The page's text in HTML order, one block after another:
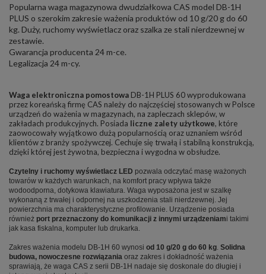
Popularna waga magazynowa dwudziałkowa CAS model DB-1H
PLUS o szerokim zakresie ważenia produktów od 10 g/20 g do 60
kg. Duży, ruchomy wyświetlacz oraz szalka ze stali nierdzewnej w
zestawie.
Gwarancja producenta 24 m-ce.
Legalizacja 24 m-cy.
Waga elektroniczna pomostowa DB-1H PLUS 60 wyprodukowana
przez koreańską firmę CAS należy do najczęściej stosowanych w Polsce
urządzeń do ważenia w magazynach, na zapleczach sklepów, w
zakładach produkcyjnych. Posiada liczne zalety użytkowe, które
zaowocowały wyjątkowo dużą popularnością oraz uznaniem wśród
klientów z branży spożywczej. Cechuje się trwałą i stabilną konstrukcją,
dzięki której jest żywotna, bezpieczna i wygodna w obsłudze.
Czytelny i ruchomy wyświetlacz LED pozwala odczytać masę ważonych
towarów w każdych warunkach, na komfort pracy wpływa także
wodoodporna, dotykowa klawiatura. Waga wyposażona jest w szalkę
wykonaną z trwałej i odpornej na uszkodzenia stali nierdzewnej. Jej
powierzchnia ma charakterystyczne profilowanie. Urządzenie posiada
również port przeznaczony do komunikacji z innymi urządzeniami takimi
jak kasa fiskalna, komputer lub drukarka.
Zakres ważenia modelu DB-1H 60 wynosi od 10 g/20 g do 60 kg. Solidna
budowa, nowoczesne rozwiązania oraz zakres i dokładność ważenia
sprawiają, że waga CAS z serii DB-1H nadaje się doskonale do długiej i